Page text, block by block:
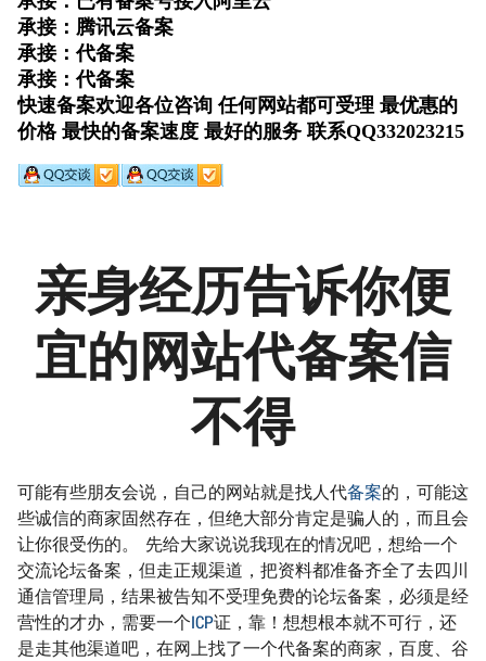
亲身经历告诉你便
宜的网站代备案信
不得
可能有些朋友会说，自己的网站就是找人代备案的，可能这
些诚信的商家固然存在，但绝大部分肯定是骗人的，而且会
让你很受伤的。 先给大家说说我现在的情况吧，想给一个
交流论坛备案，但走正规渠道，把资料都准备齐全了去四川
通信管理局，结果被告知不受理免费的论坛备案，必须是经
营性的才办，需要一个ICP证，靠！想想根本就不可行，还
是走其他渠道吧，在网上找了一个代备案的商家，百度、谷